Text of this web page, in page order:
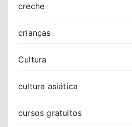
creche
crianças
Cultura
cultura asiática
cursos gratuitos